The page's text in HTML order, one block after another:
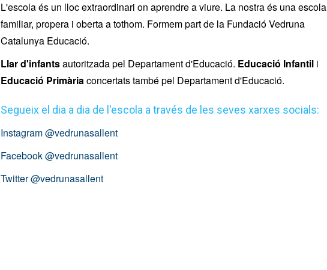
L'escola és un lloc extraordinari on aprendre a viure. La nostra és una escola
familiar, propera i oberta a tothom. Formem part de la Fundació Vedruna
Catalunya Educació.
Llar d'infantsautoritzada pel Departament d'Educació. Educació Infantil i
Educació Primàriaconcertats també pel Departament d'Educació.
Segueix el dia a dia de l'escola a través de les seves xarxes socials:
Instagram @vedrunasallent
Facebook @vedrunasallent
Twitter @vedrunasallent